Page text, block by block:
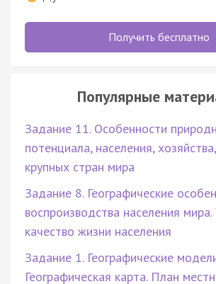
Получить бесплатно
Популярные
Задание 11. Особенности
потенциала, населения,
крупных стран мира
Задание 8. Географические
воспроизводства населения мира.
качество жизни населения
Задание 1. Географические
Географическая карта. План